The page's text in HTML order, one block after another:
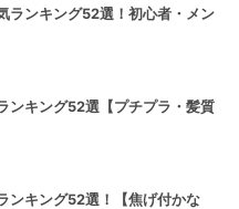
ランキング52選！初心者・メン
ンキング52選【プチプラ・髪質
ンキング52選！【焦げ付かな